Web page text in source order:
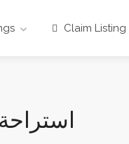
Claim Listing